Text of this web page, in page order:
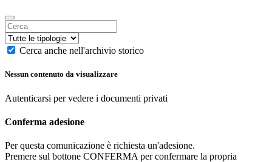
Cerca anche nell'archivio storico
Nessun contenuto da visualizzare
Autenticarsi per vedere i documenti privati
Conferma adesione
Per questa comunicazione è richiesta un'adesione.
Premere sul bottone CONFERMA per confermare la propria